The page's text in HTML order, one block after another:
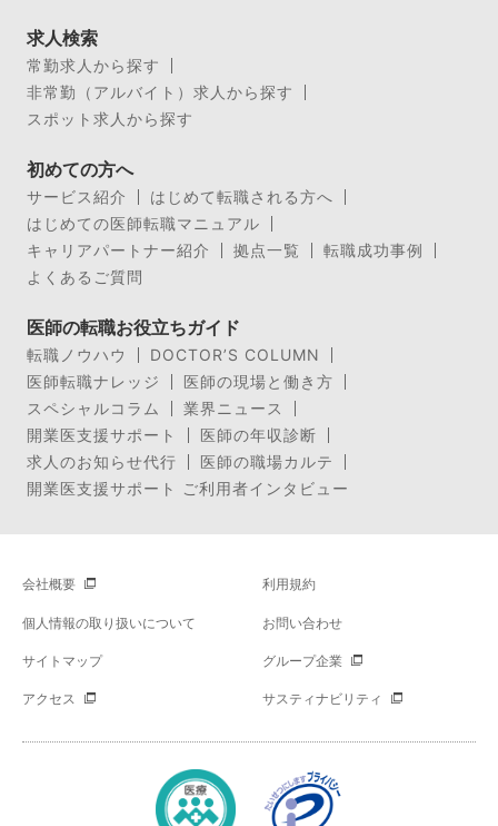
求人検索
常勤求人から探す
非常勤（アルバイト）求人から探す
スポット求人から探す
初めての方へ
サービス紹介
はじめて転職される方へ
はじめての医師転職マニュアル
キャリアパートナー紹介
拠点一覧
転職成功事例
よくあるご質問
医師の転職お役立ちガイド
転職ノウハウ
DOCTOR’S COLUMN
医師転職ナレッジ
医師の現場と働き方
スペシャルコラム
業界ニュース
開業医支援サポート
医師の年収診断
求人のお知らせ代行
医師の職場カルテ
開業医支援サポート ご利用者インタビュー
会社概要 利用規約
個人情報の取り扱いについて お問い合わせ
サイトマップ グループ企業
アクセス サスティナビリティ